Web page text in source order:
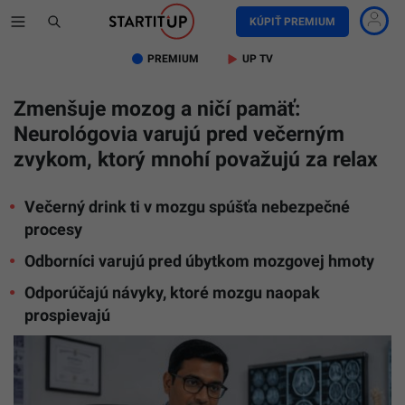
KÚPIŤ PREMIUM
PREMIUM UP TV
Zmenšuje mozog a ničí pamäť:
Neurológovia varujú pred večerným
zvykom, ktorý mnohí považujú za relax
Večerný drink ti v mozgu spúšťa nebezpečné
procesy
Odborníci varujú pred úbytkom mozgovej hmoty
Odporúčajú návyky, ktoré mozgu naopak
prospievajú